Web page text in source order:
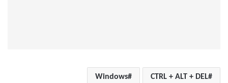
CTRL + ALT + DEL
Windows